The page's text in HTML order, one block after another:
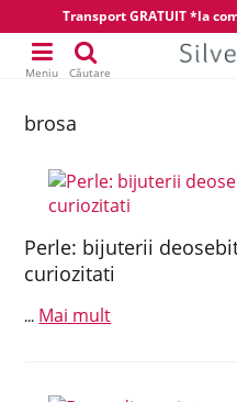
Transport GRATUIT *la
Meniu Căutare
brosa
Perle: bijuterii
curiozitati
... Mai mult